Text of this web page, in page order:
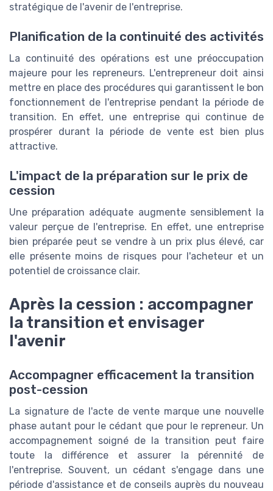
stratégique de l'avenir de l'entreprise.
Planification de la continuité des activités
La continuité des opérations est une préoccupation
majeure pour les repreneurs. L'entrepreneur doit ainsi
mettre en place des procédures qui garantissent le bon
fonctionnement de l'entreprise pendant la période de
transition. En effet, une entreprise qui continue de
prospérer durant la période de vente est bien plus
attractive.
L'impact de la préparation sur le prix de
cession
Une préparation adéquate augmente sensiblement la
valeur perçue de l'entreprise. En effet, une entreprise
bien préparée peut se vendre à un prix plus élevé, car
elle présente moins de risques pour l'acheteur et un
potentiel de croissance clair.
Après la cession : accompagner
la transition et envisager
l'avenir
Accompagner efficacement la transition
post-cession
La signature de l'acte de vente marque une nouvelle
phase autant pour le cédant que pour le repreneur. Un
accompagnement soigné de la transition peut faire
toute la différence et assurer la pérennité de
l'entreprise. Souvent, un cédant s'engage dans une
période d'assistance et de conseils auprès du nouveau